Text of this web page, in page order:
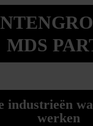
MDS
industrieën
werken